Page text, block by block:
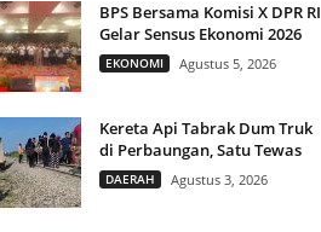
BPS Bersama Komisi X DPR RI
Gelar Sensus Ekonomi 2026
EKONOMI Agustus 5, 2026
Kereta Api Tabrak Dum Truk
di Perbaungan, Satu Tewas
DAERAH Agustus 3, 2026